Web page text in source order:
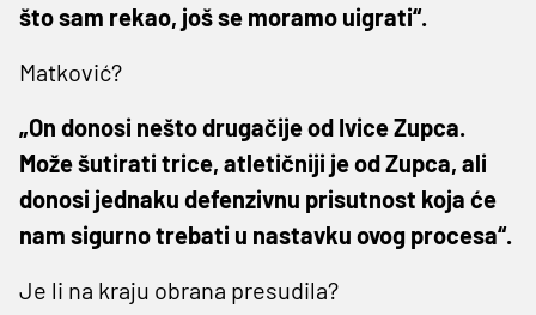
što sam rekao, još se moramo uigrati“.
Matković?
„On donosi nešto drugačije od Ivice Zupca.
Može šutirati trice, atletičniji je od Zupca, ali
donosi jednaku defenzivnu prisutnost koja će
nam sigurno trebati u nastavku ovog procesa“.
Je li na kraju obrana presudila?